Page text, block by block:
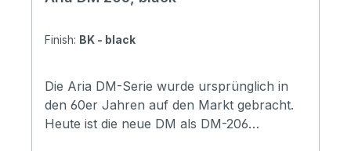
Finish: BK - black
Die Aria DM-Serie wurde ursprünglich in
den 60er Jahren auf den Markt gebracht.
Heute ist die neue DM als DM-206